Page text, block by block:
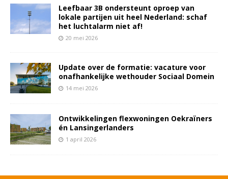
Leefbaar 3B ondersteunt oproep van
lokale partijen uit heel Nederland: schaf
het luchtalarm niet af!
20 mei 2026
Update over de formatie: vacature voor
onafhankelijke wethouder Sociaal Domein
14 mei 2026
Ontwikkelingen flexwoningen Oekraïners
én Lansingerlanders
1 april 2026